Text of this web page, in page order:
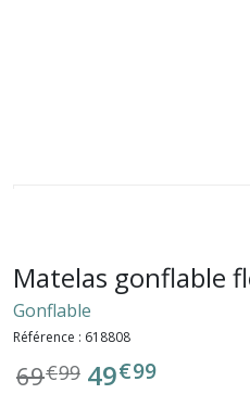
Matelas gonflable
Gonflable
Référence : 618808
69€99 49€99